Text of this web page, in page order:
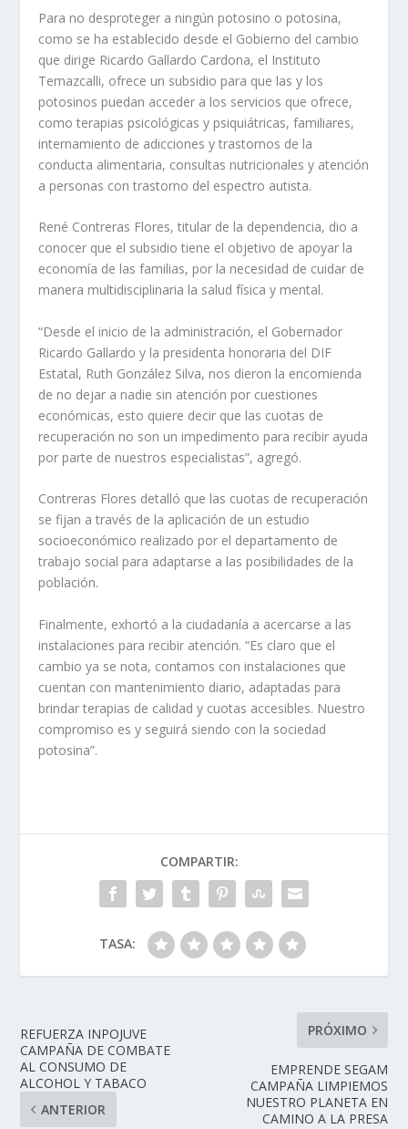
Para no desproteger a ningún potosino o potosina,
como se ha establecido desde el Gobierno del cambio
que dirige Ricardo Gallardo Cardona, el Instituto
Temazcalli, ofrece un subsidio para que las y los
potosinos puedan acceder a los servicios que ofrece,
como terapias psicológicas y psiquiátricas, familiares,
internamiento de adicciones y trastornos de la
conducta alimentaria, consultas nutricionales y atención
a personas con trastorno del espectro autista.
René Contreras Flores, titular de la dependencia, dio a
conocer que el subsidio tiene el objetivo de apoyar la
economía de las familias, por la necesidad de cuidar de
manera multidisciplinaria la salud física y mental.
“Desde el inicio de la administración, el Gobernador
Ricardo Gallardo y la presidenta honoraria del DIF
Estatal, Ruth González Silva, nos dieron la encomienda
de no dejar a nadie sin atención por cuestiones
económicas, esto quiere decir que las cuotas de
recuperación no son un impedimento para recibir ayuda
por parte de nuestros especialistas”, agregó.
Contreras Flores detalló que las cuotas de recuperación
se fijan a través de la aplicación de un estudio
socioeconómico realizado por el departamento de
trabajo social para adaptarse a las posibilidades de la
población.
Finalmente, exhortó a la ciudadanía a acercarse a las
instalaciones para recibir atención. “Es claro que el
cambio ya se nota, contamos con instalaciones que
cuentan con mantenimiento diario, adaptadas para
brindar terapias de calidad y cuotas accesibles. Nuestro
compromiso es y seguirá siendo con la sociedad
potosina”.
COMPARTIR:
TASA:
REFUERZA INPOJUVE
CAMPAÑA DE COMBATE
AL CONSUMO DE
ALCOHOL Y TABACO
ANTERIOR
PRÓXIMO
EMPRENDE SEGAM
CAMPAÑA LIMPIEMOS
NUESTRO PLANETA EN
CAMINO A LA PRESA